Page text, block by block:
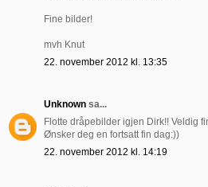
Fine bilder!
mvh Knut
22. november 2012 kl. 13:35
Unknown sa...
Flotte dråpebilder igjen Dirk!! Veldig
Ønsker deg en fortsatt fin dag:))
22. november 2012 kl. 14:19